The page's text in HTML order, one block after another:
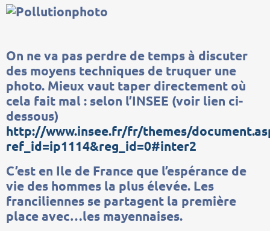
On ne va pas perdre de temps à discuter
des moyens techniques de truquer une
photo. Mieux vaut taper directement où
cela fait mal : selon l’INSEE (voir lien ci-
dessous)
http://www.insee.fr/fr/themes/
ref_id=ip1114&reg_id=0#inter2
C’est en Ile de France que l’espérance de
vie des hommes la plus élevée. Les
franciliennes se partagent la première
place avec…les mayennaises.